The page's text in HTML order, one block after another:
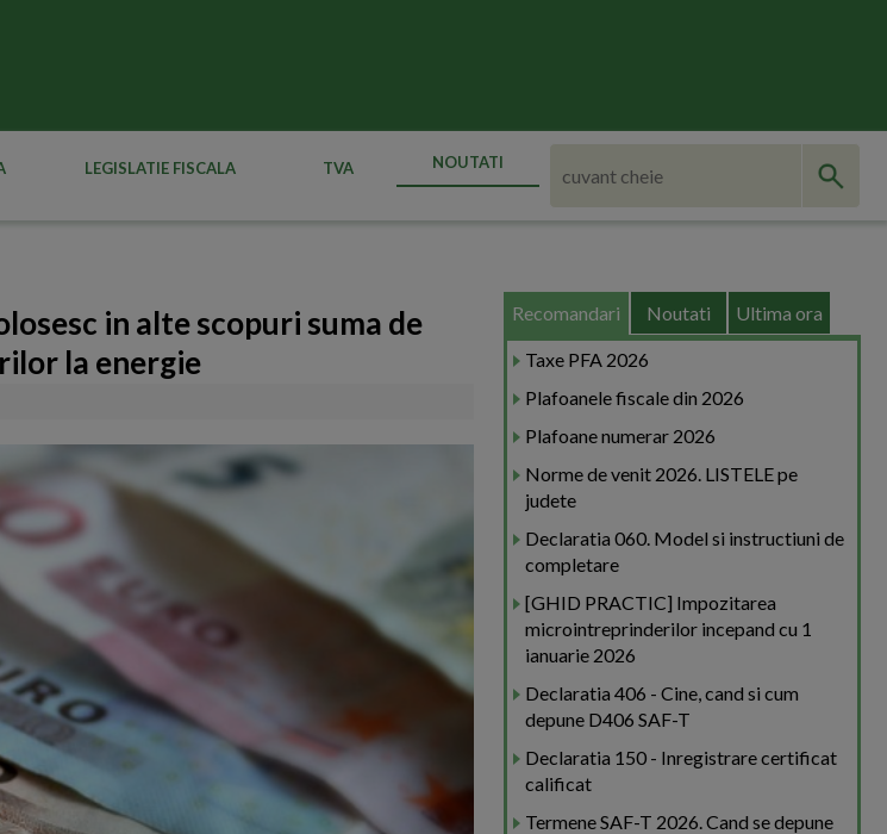
LEGISLATIE FISCALA TVA NOUTATI
in alte scopuri suma de
la energie
Recomandari Noutati Ultima ora
Taxe PFA 2026
Plafoanele fiscale din 2026
Plafoane numerar 2026
Norme de venit 2026. LISTELE pe
judete
Declaratia 060. Model si instructiuni de
completare
[GHID PRACTIC] Impozitarea
microintreprinderilor incepand cu 1
ianuarie 2026
Declaratia 406 - Cine, cand si cum
depune D406 SAF-T
Declaratia 150 - Inregistrare certificat
calificat
Termene SAF-T 2026. Cand se depune